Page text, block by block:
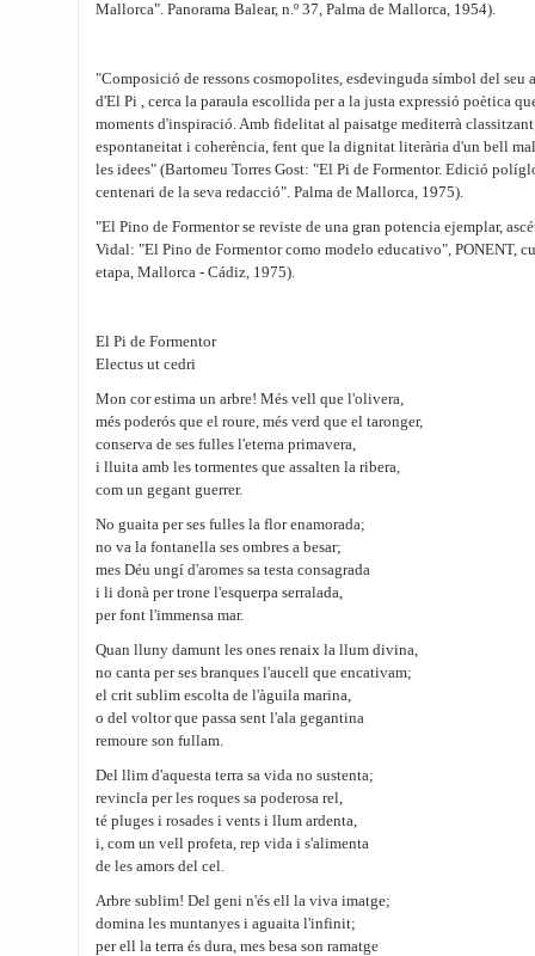
Mallorca". Panorama Balear, n.º 37, Palma de Mallorca, 1954).
"Composició de ressons cosmopolites, esdevinguda símbol del seu
d'El Pi , cerca la paraula escollida per a la justa expressió poètica
moments d'inspiració. Amb fidelitat al paisatge mediterrà
espontaneitat i coherència, fent que la dignitat literària d'un bell
les idees" (Bartomeu Torres Gost: "El Pi de Formentor. Edició
centenari de la seva redacció". Palma de Mallorca, 1975).
"El Pino de Formentor se reviste de una gran potencia ejemplar,
Vidal: "El Pino de Formentor como modelo educativo", PONENT,
etapa, Mallorca - Cádiz, 1975).
El Pi de Formentor
Electus ut cedri
Mon cor estima un arbre! Més vell que l'olivera,
més poderós que el roure, més verd que el taronger,
conserva de ses fulles l'eterna primavera,
i lluita amb les tormentes que assalten la ribera,
com un gegant guerrer.
No guaita per ses fulles la flor enamorada;
no va la fontanella ses ombres a besar;
mes Déu ungí d'aromes sa testa consagrada
i li donà per trone l'esquerpa serralada,
per font l'immensa mar.
Quan lluny damunt les ones renaix la llum divina,
no canta per ses branques l'aucell que encativam;
el crit sublim escolta de l'àguila marina,
o del voltor que passa sent l'ala gegantina
remoure son fullam.
Del llim d'aquesta terra sa vida no sustenta;
revincla per les roques sa poderosa rel,
té pluges i rosades i vents i llum ardenta,
i, com un vell profeta, rep vida i s'alimenta
de les amors del cel.
Arbre sublim! Del geni n'és ell la viva imatge;
domina les muntanyes i aguaita l'infinit;
per ell la terra és dura, mes besa son ramatge